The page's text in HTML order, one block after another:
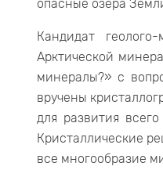
опасные озера
Кандидат
Арктической
минералы?» с
вручены
для развития
Кристаллические
все многообразие